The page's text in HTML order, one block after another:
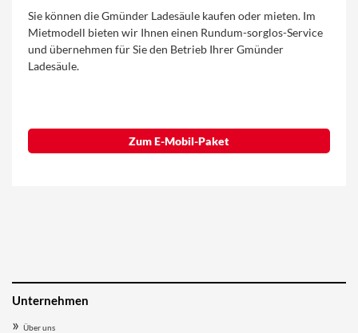
Sie können die Gmünder Ladesäule kaufen oder mieten. Im
Mietmodell bieten wir Ihnen einen Rundum-sorglos-Service
und übernehmen für Sie den Betrieb Ihrer Gmünder
Ladesäule.
Zum E-Mobil-Paket
Unternehmen
Über uns